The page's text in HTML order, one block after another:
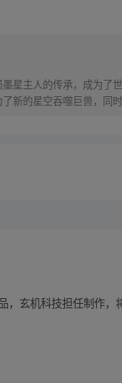
星主人的传承，成为了世
新的星空吞噬巨兽，同
，玄机科技担任制作，